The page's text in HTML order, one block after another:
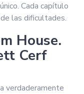
Cada capítulo
las dificultades.
House.
Cerf
verdaderamente